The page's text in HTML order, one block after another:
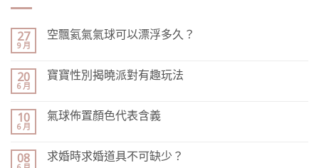
27
9 月
空飄氦氣氣球可以漂浮多久？
20
6 月
寶寶性別揭曉派對有趣玩法
10
6 月
氣球佈置顏色代表含義
08 求婚時求婚道具不可缺少？